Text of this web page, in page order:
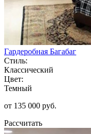
Гардеробная Багабаг
Стиль:
Классический
Цвет:
Темный
от 135 000 руб.
Рассчитать